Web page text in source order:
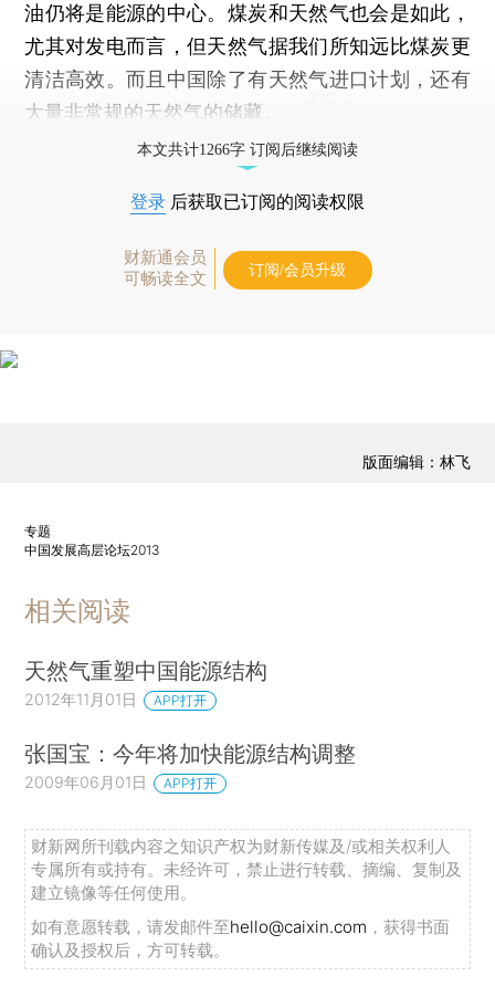
油仍将是能源的中心。煤炭和天然气也会是如此，
尤其对发电而言，但天然气据我们所知远比煤炭更
清洁高效。而且中国除了有天然气进口计划，还有
大量非常规的天然气的储藏。
本文共计1266字 订阅后继续阅读
登录 后获取已订阅的阅读权限
财新通会员
可畅读全文
订阅/会员升级
版面编辑：林飞
专题
中国发展高层论坛2013
相关阅读
天然气重塑中国能源结构
2012年11月01日 APP打开
张国宝：今年将加快能源结构调整
2009年06月01日 APP打开
财新网所刊载内容之知识产权为财新传媒及/或相关权利人
专属所有或持有。未经许可，禁止进行转载、摘编、复制及
建立镜像等任何使用。
如有意愿转载，请发邮件至hello@caixin.com ，获得书面
确认及授权后，方可转载。